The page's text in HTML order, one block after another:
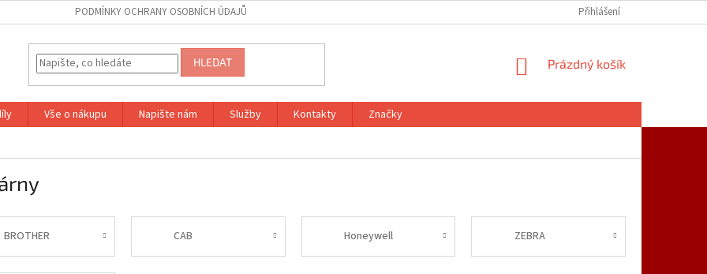
PODMÍNKY OCHRANY OSOBNÍCH ÚDAJŮ Přihlášení
HLEDAT
NÁKUPNÍ
Prázdný košík
Vše o nákupu Napište nám Služby Kontakty
Značky
BROTHER CAB Honeywell ZEBRA